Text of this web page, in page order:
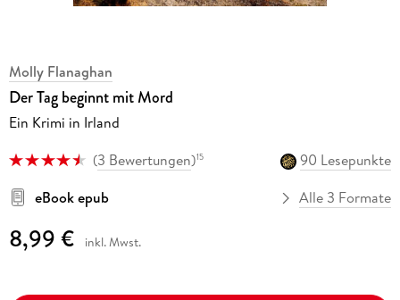
Molly Flanaghan
Der Tag beginnt mit Mord
Ein Krimi in Irland
(3 Bewertungen)15
90 Lesepunkte
eBook epub
Alle 3 Formate
8,99 € inkl. Mwst.